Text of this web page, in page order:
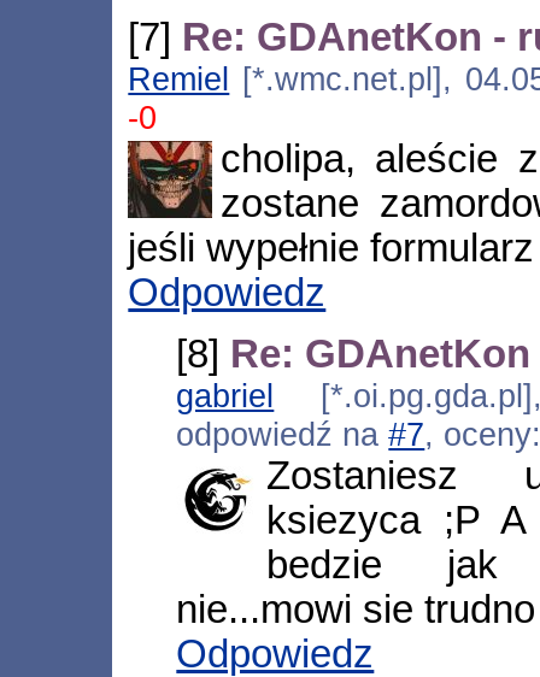
[7] Re: GDAnetKon -
Remiel [*.wmc.net.pl],
-0
cholipa, aleście
zostane
jeśli wypełnie
Odpowiedz
[8] Re:
gabriel
odpowiedź na#7,
Zostaniesz
ksiezyca ;P
bedzie jak
nie...mowi sie
Odpowiedz